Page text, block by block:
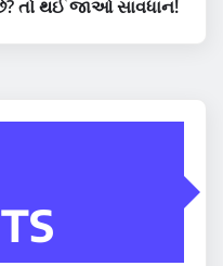
તો થઈ જાઓ સાવધાન!